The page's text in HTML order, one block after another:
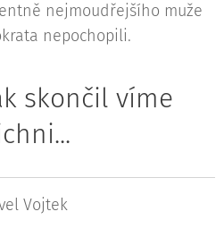
nejmoudřejšího muže
nepochopili.
skončil víme
Vojtek